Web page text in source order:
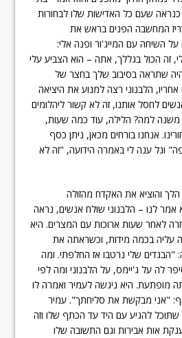
שעם כל האדישות שלו לבחורות
המחשבה הפנים בראש את
השיחה עם המייג'ור ופנה אלי:
זה הכול בגללך, אתה – הוא הצביע עלי
שתראה בסיבוב שלך בחצר של
הלבנוני רצה למנוע את היציאה
לחסל אותנו, זה לא קשור ליהלומים
למה? הלילה, עוד כמה שעות,
אנחנו בורחים מכאן, ניתן כסף
וגל ענה לי באמרה הידועה, "זה לא
והוציא את האקדח מהזולה
אמר לנו – הלבנוני שולח אנשים, נראה
לאחר שעות ארוכות עם המצרים. היא
עליה בכמה מידות, וכשראתה את
שלי נרטבו אז החלפתי. ומה
לה על ג'יימס, על הלבנוני ומה לפי
מופתעת. היא ניגשה לעמיר ואמרה לו
"אני מבקשת את סליחתך". עמיר
להגיע עם היד עד הכתף שלו וזה
אות אבירות וגם התשובה שלו